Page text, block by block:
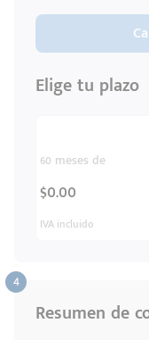
Elige tu plazo
60 meses de
$0.00
IVA incluido
Resumen de